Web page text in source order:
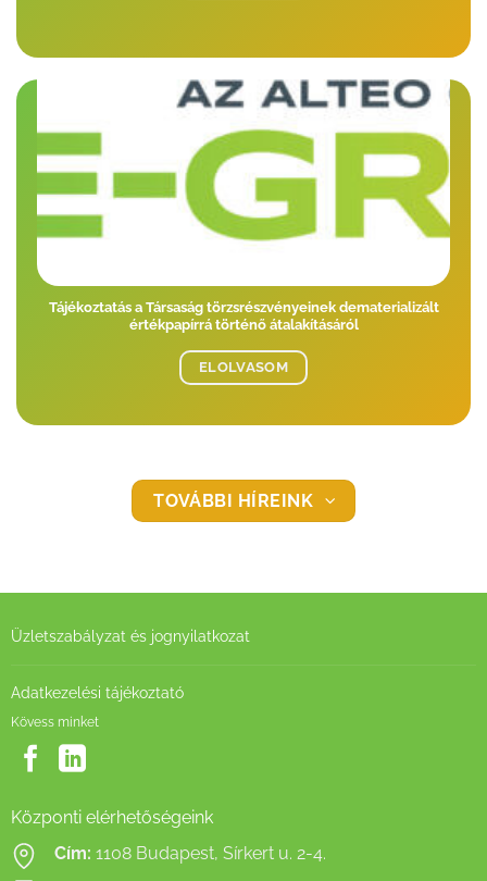
Tájékoztatás a Társaság törzsrészvényeinek dematerializált
értékpapírrá történő átalakításáról
ELOLVASOM
TOVÁBBI HÍREINK
Üzletszabályzat és jognyilatkozat
Adatkezelési tájékoztató
Kövess minket
Központi elérhetőségeink
Cím: 1108 Budapest, Sírkert u. 2-4.